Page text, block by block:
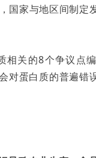
国家与地区间制定
相关的8个争议点
对蛋白质的普遍错